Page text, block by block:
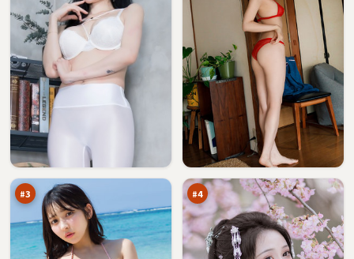
#3
雪
深
渊
眼
98
万
#4
异
境
踪
96
万